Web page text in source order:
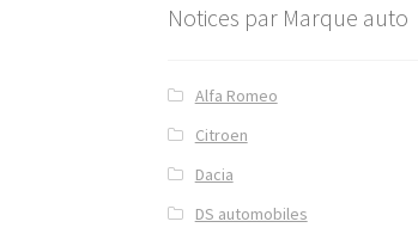
Notices par Marque auto
Alfa Romeo
Citroen
Dacia
DS automobiles